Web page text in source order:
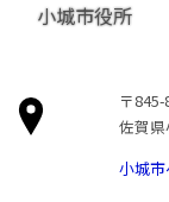
小城市役所
〒845-
佐賀
小城